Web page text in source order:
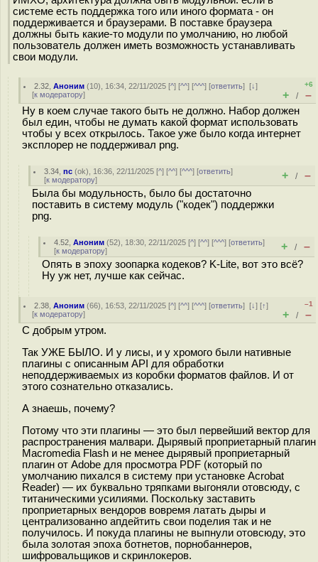
системе есть поддержка того или иного формата - он
поддерживается и браузерами. В поставке браузера
должны быть какие-то модули по умолчанию, но любой
пользователь должен иметь возможность устанавливать
свои модули.
2.32 ,Аноним (10), 16:34, 22/11/2025 [^] [^^] [^^^] [ответить][↓]
[к модератору]
+6
+ / –
Ну в коем случае такого быть не должно. Набор должен
был един, чтобы не думать какой формат использовать
чтобы у всех открылось. Такое уже было когда интернет
эксплорер не поддерживал png.
3.34 ,nc (ok), 16:36, 22/11/2025 [^] [^^] [^^^] [ответить]
[к модератору] + / –
Была бы модульность, было бы достаточно
поставить в систему модуль ("кодек") поддержки
png.
4.52 ,Аноним (52), 18:30, 22/11/2025 [^] [^^] [^^^] [ответить]
[к модератору] + / –
Опять в эпоху зоопарка кодеков? K-Lite, вот это всё?
Ну уж нет, лучше как сейчас.
2.38 ,Аноним (66), 16:53, 22/11/2025 [^] [^^] [^^^] [ответить][↓] [↑]
[к модератору]
–1
+ / –
С добрым утром.
Так УЖЕ БЫЛО. И у лисы, и у хромого были нативные
плагины с описанным API для обработки
неподдерживаемых из коробки форматов файлов. И от
этого сознательно отказались.
А знаешь, почему?
Потому что эти плагины — это был первейший вектор для
распространения малвари. Дырявый проприетарный плагин
Macromedia Flash и не менее дырявый проприетарный
плагин от Adobe для просмотра PDF (который по
умолчанию пихался в систему при установке Acrobat
Reader) — их буквально тряпками выгоняли отовсюду, с
титаническими усилиями. Поскольку заставить
проприетарных вендоров вовремя латать дыры и
централизованно апдейтить свои поделия так и не
получилось. И покуда плагины не выпнули отовсюду, это
была золотая эпоха ботнетов, порнобаннеров,
шифровальщиков и скринлокеров.